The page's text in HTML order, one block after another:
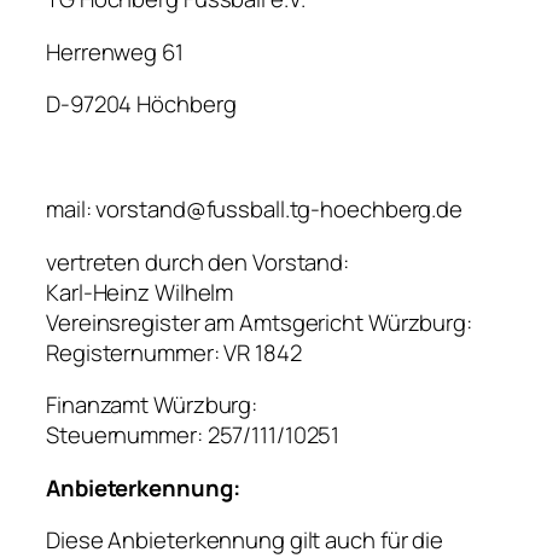
Herrenweg 61
D-97204 Höchberg
mail: vorstand@fussball.tg-hoechberg.de
​vertreten durch den Vorstand:
Karl-Heinz Wilhelm
Vereinsregister am Amtsgericht Würzburg:
Registernummer: VR 1842
Finanzamt Würzburg:
Steuernummer: 257/111/10251
Anbieterkennung:
Diese Anbieterkennung gilt auch für die